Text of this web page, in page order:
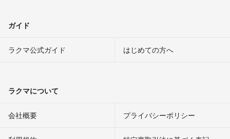
ガイド
ラクマ公式ガイド はじめての方へ
ラクマについて
会社概要 プライバシーポリシー